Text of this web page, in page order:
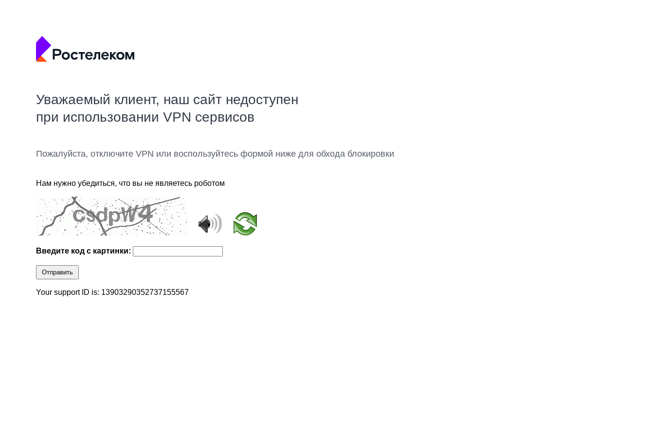
Уважаемый клиент, наш сайт недоступен
при использовании VPN сервисов
Пожалуйста, отключите VPN или воспользуйтесь формой ниже для обхода блокировки
Нам нужно убедиться, что вы не являетесь роботом
Введите код с картинки:
Отправить
Your support ID is: 13903290352737155567